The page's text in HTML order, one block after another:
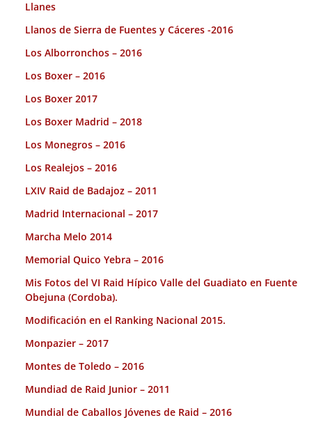
Llanes
Llanos de Sierra de Fuentes y Cáceres -2016
Los Alborronchos – 2016
Los Boxer – 2016
Los Boxer 2017
Los Boxer Madrid – 2018
Los Monegros – 2016
Los Realejos – 2016
LXIV Raid de Badajoz – 2011
Madrid Internacional – 2017
Marcha Melo 2014
Memorial Quico Yebra – 2016
Mis Fotos del VI Raid Hípico Valle del Guadiato en Fuente
Obejuna (Cordoba).
Modificación en el Ranking Nacional 2015.
Monpazier – 2017
Montes de Toledo – 2016
Mundiad de Raid Junior – 2011
Mundial de Caballos Jóvenes de Raid – 2016